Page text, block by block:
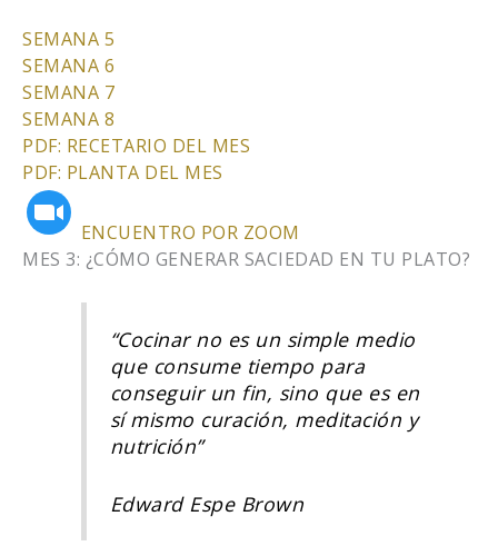
SEMANA 5
SEMANA 6
SEMANA 7
SEMANA 8
PDF: RECETARIO DEL MES
PDF: PLANTA DEL MES
ENCUENTRO POR ZOOM
MES 3: ¿CÓMO GENERAR SACIEDAD EN TU PLATO?
“Cocinar no es un simple medio
que consume tiempo para
conseguir un fin, sino que es en
sí mismo curación, meditación y
nutrición”
Edward Espe Brown